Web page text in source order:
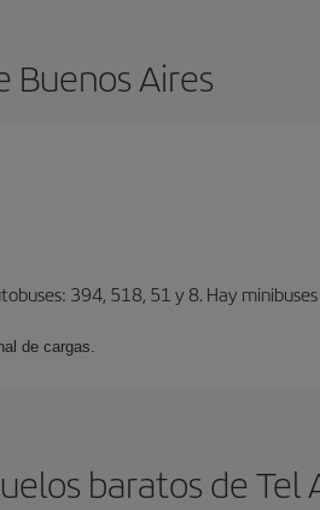
Aires
394, 518, 51 y 8. Hay
de cargas.
baratos de Tel